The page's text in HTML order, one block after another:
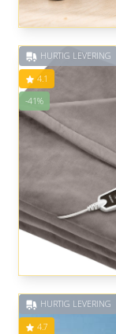
HURTIG LEVERING
4.1
-41%
HURTIG LEVERING
4.7